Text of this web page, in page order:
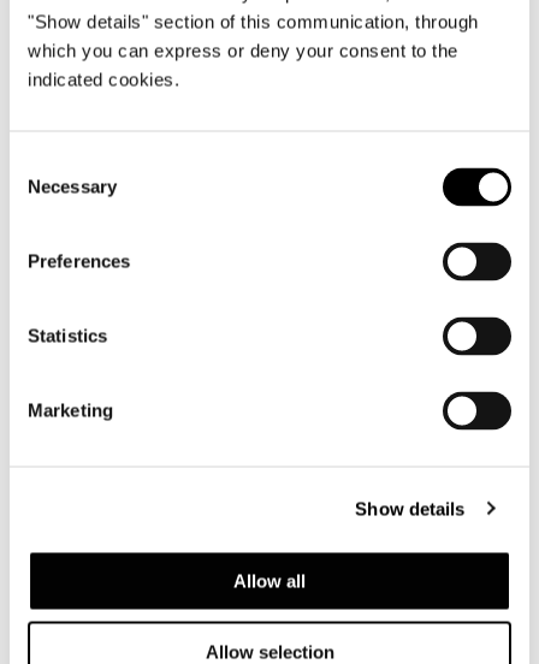
"Show details" section of this communication, through
which you can express or deny your consent to the
indicated cookies.
Selection
Necessary
Preferences
Statistics
Marketing
Show details
Allow all
Allow selection
SUITE - CANAPÉ LOW CM 274
SUITE - CANAPÉ HIGH SQUARE CM 282